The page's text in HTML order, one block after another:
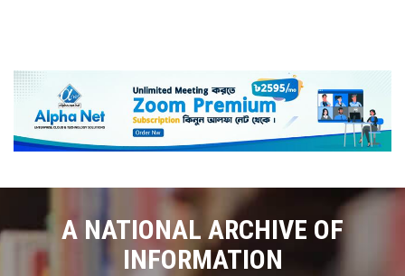
A NATIONAL ARCHIVE OF
INFORMATION